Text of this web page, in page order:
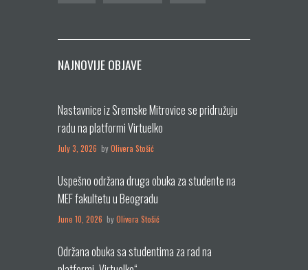
NAJNOVIJE OBJAVE
Nastavnice iz Sremske Mitrovice se pridružuju
radu na platformi Virtuelko
July 3, 2026 byOlivera Stošić
Uspešno održana druga obuka za studente na
MEF fakultetu u Beogradu
June 10, 2026 byOlivera Stošić
Održana obuka sa studentima za rad na